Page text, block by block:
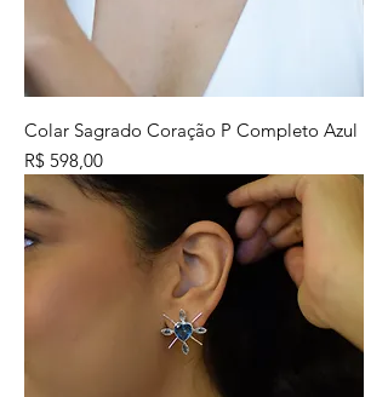
Colar Sagrado Coração P Completo Azul
Preço
R$ 598,00